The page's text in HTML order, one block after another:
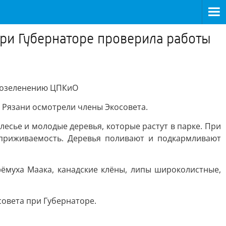
Губернаторе проверила работы
озеленению ЦПКиО
осмотрели члены Экосовета.
и молодые деревья, которые растут в парке. При
Деревья поливают и подкармливают
Маака, канадские клёны, липы широколистные,
при Губернаторе.